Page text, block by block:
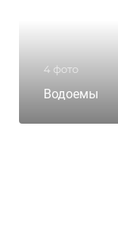
4 фото
Водоемы